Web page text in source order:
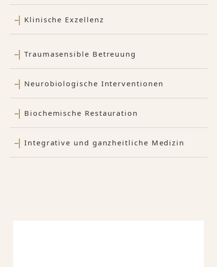
Klinische Exzellenz
Traumasensible Betreuung
Neurobiologische Interventionen
Biochemische Restauration
Integrative und ganzheitliche Medizin